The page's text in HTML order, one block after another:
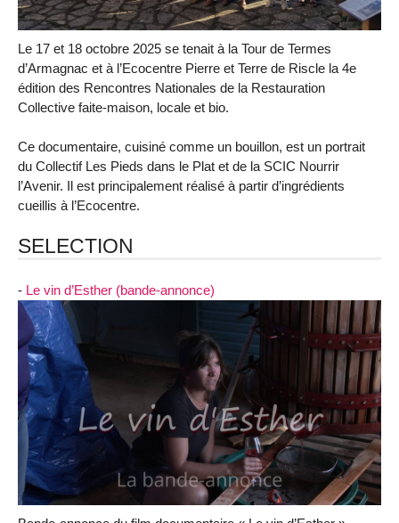
Le 17 et 18 octobre 2025 se tenait à la Tour de Termes
d’Armagnac et à l’Ecocentre Pierre et Terre de Riscle la 4e
édition des Rencontres Nationales de la Restauration
Collective faite-maison, locale et bio.
Ce documentaire, cuisiné comme un bouillon, est un portrait
du Collectif Les Pieds dans le Plat et de la SCIC Nourrir
l’Avenir. Il est principalement réalisé à partir d’ingrédients
cueillis à l’Ecocentre.
SELECTION
- Le vin d’Esther (bande-annonce)